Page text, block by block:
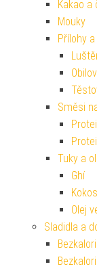
Kakao a
Mouky
Přílohy
Směsi
Tuky a
Ghí
Olej
Sladidla a